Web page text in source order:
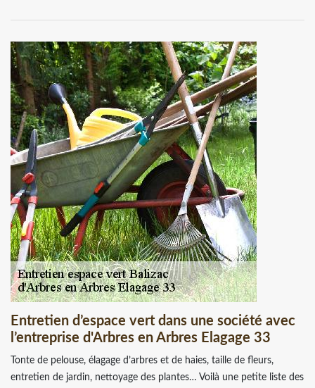
Entretien d’espace vert dans une société avec
l’entreprise d'Arbres en Arbres Elagage 33
Tonte de pelouse, élagage d’arbres et de haies, taille de fleurs,
entretien de jardin, nettoyage des plantes… Voilà une petite liste des